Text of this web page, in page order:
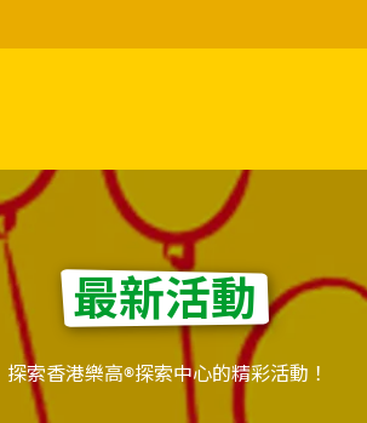
最新活動
探索香港樂高®探索中心的精彩活動！